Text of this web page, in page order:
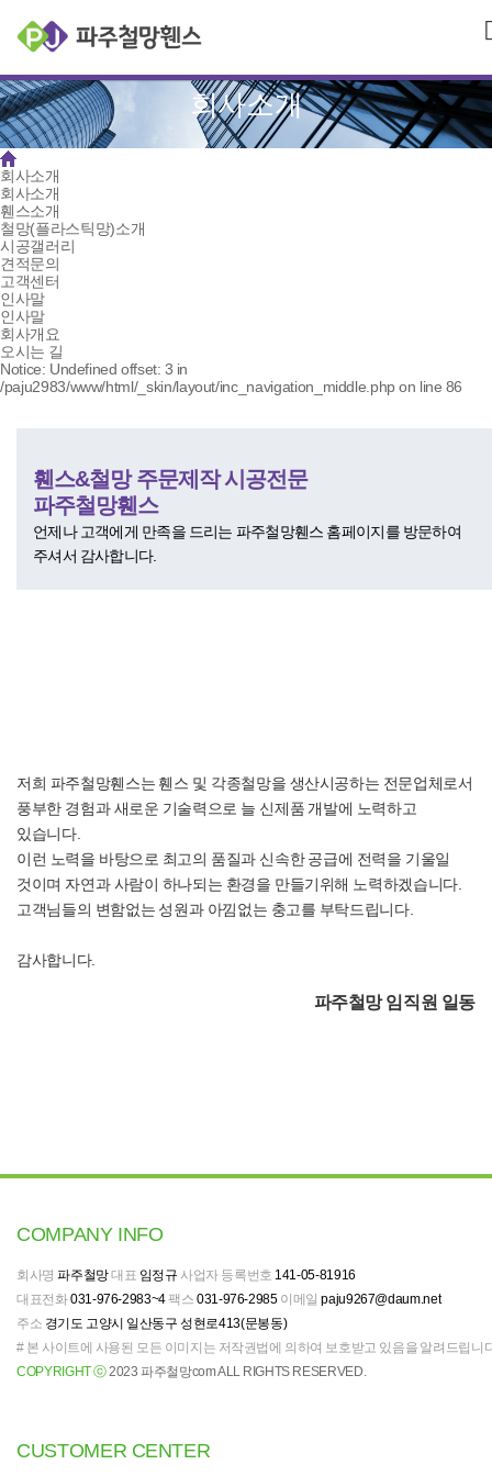
회사소개
회사소개
회사소개
휀스소개
철망(플라스틱망)소개
시공갤러리
견적문의
고객센터
인사말
인사말
회사개요
오시는 길
Notice: Undefined offset: 3 in
/paju2983/www/html/_skin/layout/inc_navigation_middle.php on line 86
휀스&철망 주문제작 시공전문
파주철망휀스
언제나 고객에게 만족을 드리는 파주철망휀스 홈페이지를 방문하여
주셔서 감사합니다.
저희 파주철망휀스는 휀스 및 각종철망을 생산시공하는 전문업체로서
풍부한 경험과 새로운 기술력으로 늘 신제품 개발에 노력하고
있습니다.
이런 노력을 바탕으로 최고의 품질과 신속한 공급에 전력을 기울일
것이며 자연과 사람이 하나되는 환경을 만들기위해 노력하겠습니다.
고객님들의 변함없는 성원과 아낌없는 충고를 부탁드립니다.
감사합니다.
파주철망 임직원 일동
COMPANY INFO
회사명 파주철망대표 임정규 사업자 등록번호 141-05-81916
대표전화031-976-2983~4팩스 031-976-2985 이메일 paju9267@daum.net
주소 경기도 고양시 일산동구 성현로413(문봉동)
# 본 사이트에 사용된 모든 이미지는 저작권법에 의하여 보호받고 있음을 알려드립니
COPYRIGHT ⓒ 2023 파주철망com ALL RIGHTS RESERVED.
CUSTOMER CENTER